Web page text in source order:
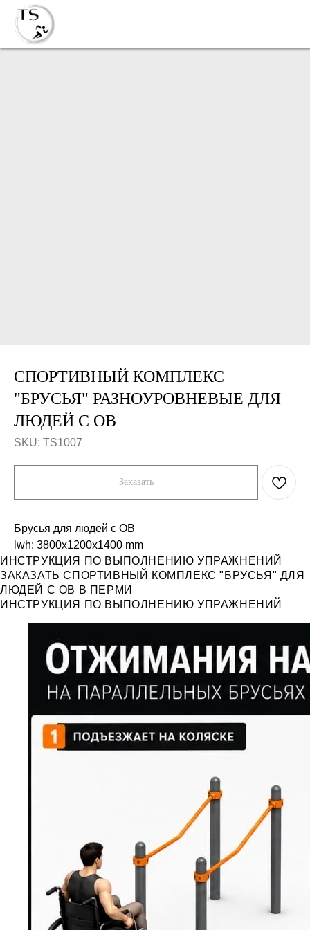
СПОРТИВНЫЙ КОМПЛЕКС
"БРУСЬЯ" РАЗНОУРОВНЕВЫЕ ДЛЯ
ЛЮДЕЙ С ОВ
SKU: TS1007
Заказать
Брусья для людей с ОВ
lwh: 3800x1200x1400 mm
ИНСТРУКЦИЯ ПО ВЫПОЛНЕНИЮ УПРАЖНЕНИЙ
ЗАКАЗАТЬ СПОРТИВНЫЙ КОМПЛЕКС "БРУСЬЯ" ДЛЯ
ЛЮДЕЙ С ОВ В ПЕРМИ
ИНСТРУКЦИЯ ПО ВЫПОЛНЕНИЮ УПРАЖНЕНИЙ